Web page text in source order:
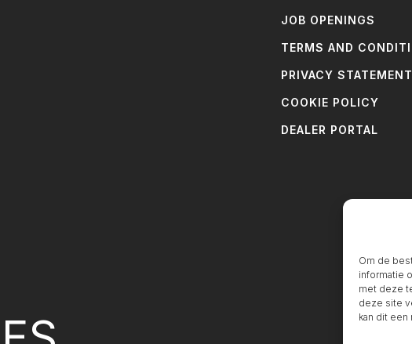
Om de
informatie
met deze
deze site
kan dit
JOB OPENINGS
TERMS AND
PRIVACY STATEMENT
COOKIE POLICY
DEALER PORTAL